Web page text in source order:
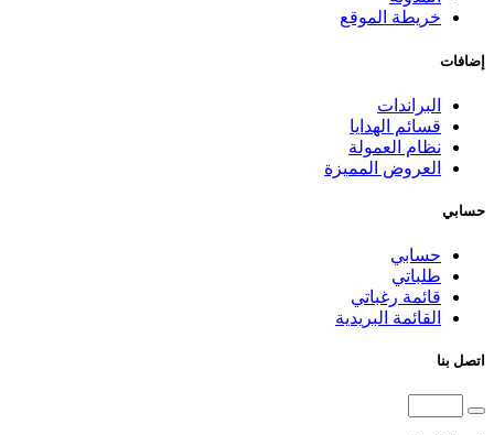
خريطة الموقع
إضافات
البراندات
قسائم الهدايا
نظام العمولة
العروض المميزة
حسابي
حسابي
طلباتي
قائمة رغباتي
القائمة البريدية
اتصل بنا